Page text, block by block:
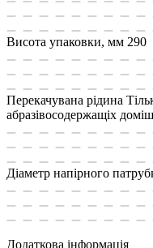
Висота упаковки, мм 290
Перекачувана рідина
абразівосодержащіх
Діаметр напірного
Додаткова інформація